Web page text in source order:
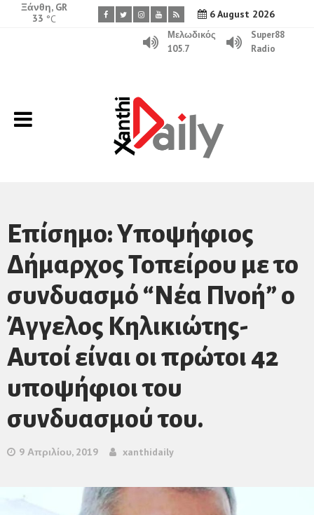
6 August 2026
Ξάνθη, GR
33 °C
Μελωδικός
105.7
Super88
Radio
Eπίσημο: Υποψήφιος
Δήμαρχος Τοπείρου με το
συνδυασμό “Νέα Πνοή” ο
Άγγελος Κηλικιώτης-
Αυτοί είναι οι πρώτοι 42
υποψήφιοι του
συνδυασμού του.
9 Απριλίου, 2019 xanthidaily